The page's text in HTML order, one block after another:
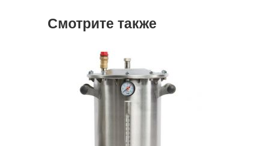
Смотрите также